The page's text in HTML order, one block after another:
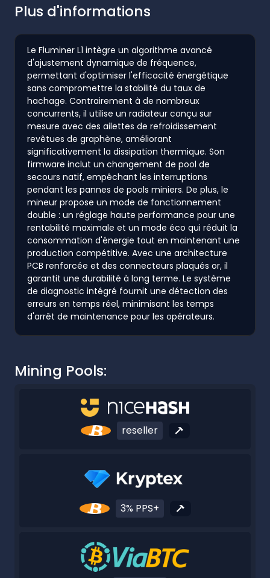
Plus d'informations
Le Fluminer L1 intègre un algorithme avancé
d'ajustement dynamique de fréquence,
permettant d'optimiser l'efficacité énergétique
sans compromettre la stabilité du taux de
hachage. Contrairement à de nombreux
concurrents, il utilise un radiateur conçu sur
mesure avec des ailettes de refroidissement
revêtues de graphène, améliorant
significativement la dissipation thermique. Son
firmware inclut un changement de pool de
secours natif, empêchant les interruptions
pendant les pannes de pools miniers. De plus, le
mineur propose un mode de fonctionnement
double : un réglage haute performance pour une
rentabilité maximale et un mode éco qui réduit la
consommation d'énergie tout en maintenant une
production compétitive. Avec une architecture
PCB renforcée et des connecteurs plaqués or, il
garantit une durabilité à long terme. Le système
de diagnostic intégré fournit une détection des
erreurs en temps réel, minimisant les temps
d'arrêt de maintenance pour les opérateurs.
Mining Pools:
reseller
3% PPS+